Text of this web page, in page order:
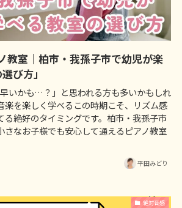
教室｜柏市・我孫子市で幼児が楽
び方」
早いかも…？」と思われる方も多いかもしれ
楽を楽しく学べるこの時期こそ、リズム感
る絶好のタイミングです。柏市・我孫子市
さなお子様でも安心して通えるピアノ教室
平田みどり
絶対音感